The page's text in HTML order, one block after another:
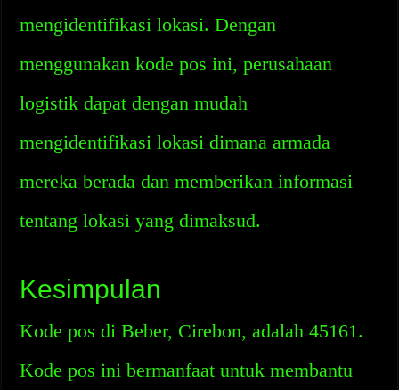
mengidentifikasi lokasi. Dengan
menggunakan kode pos ini, perusahaan
logistik dapat dengan mudah
mengidentifikasi lokasi dimana armada
mereka berada dan memberikan informasi
tentang lokasi yang dimaksud.
Kesimpulan
Kode pos di Beber, Cirebon, adalah 45161.
Kode pos ini bermanfaat untuk membantu